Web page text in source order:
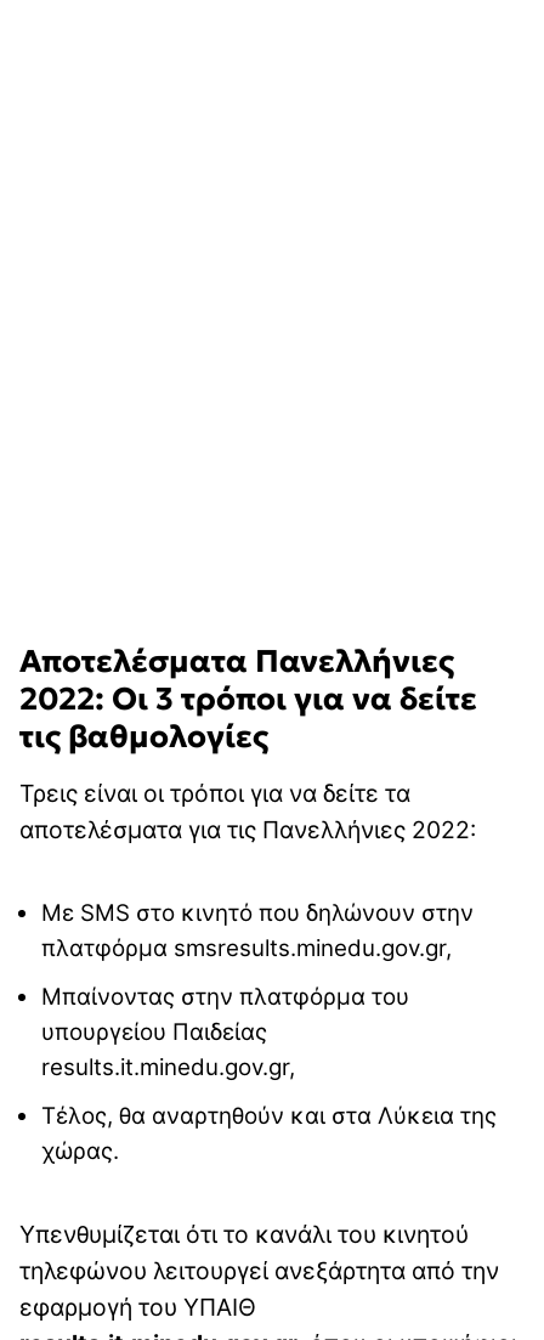
Αποτελέσματα Πανελλήνιες
2022: Οι 3 τρόποι για να δείτε
τις βαθμολογίες
Τρεις είναι οι τρόποι για να δείτε τα
αποτελέσματα για τις Πανελλήνιες 2022:
Με SMS στο κινητό που δηλώνουν στην
πλατφόρμα smsresults.minedu.gov.gr,
Μπαίνοντας στην πλατφόρμα του
υπουργείου Παιδείας
results.it.minedu.gov.gr,
Τέλος, θα αναρτηθούν και στα Λύκεια της
χώρας.
Υπενθυμίζεται ότι το κανάλι του κινητού
τηλεφώνου λειτουργεί ανεξάρτητα από την
εφαρμογή του ΥΠΑΙΘ